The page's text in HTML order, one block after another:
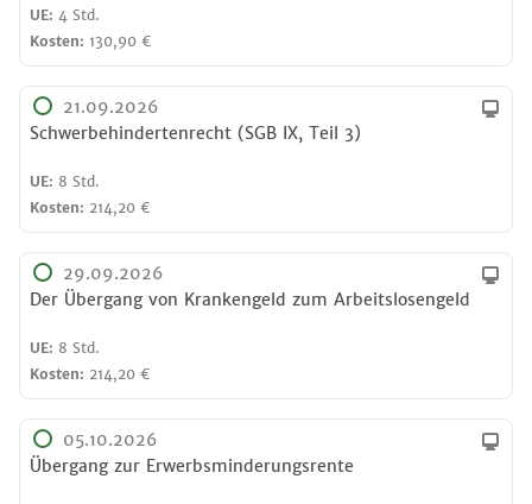
UE: 4 Std.
Kosten: 130,90 €
21.09.2026
Schwerbehinderten­recht (SGB IX, Teil 3)
UE: 8 Std.
Kosten: 214,20 €
29.09.2026
Der Übergang von Krankengeld zum Arbeitslosengeld
UE: 8 Std.
Kosten: 214,20 €
05.10.2026
Übergang zur Erwerbsminderungs­rente